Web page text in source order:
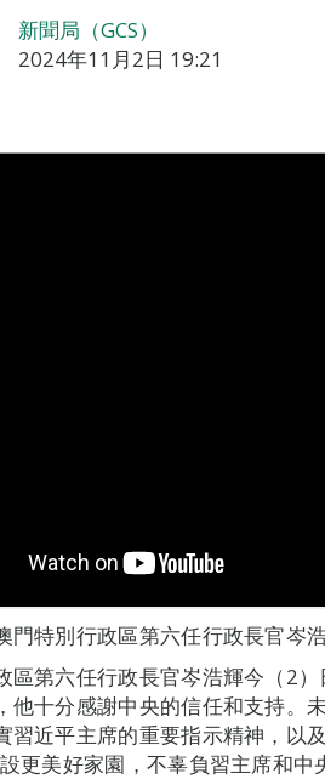
新聞局（GCS）
2024年11月2日 19:21
門特別行政區第六任行政長官
區第六任行政長官岑浩輝今（2
他十分感謝中央的信任和支持。
習近平主席的重要指示精神，以
更美好家園，不辜負習主席和